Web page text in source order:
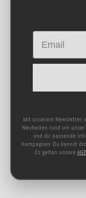
Email
Mit unserem Newsletter
Neuheiten rund um
und dir passende
Kampagnen. Du kannst
Es gelten unsere AGB